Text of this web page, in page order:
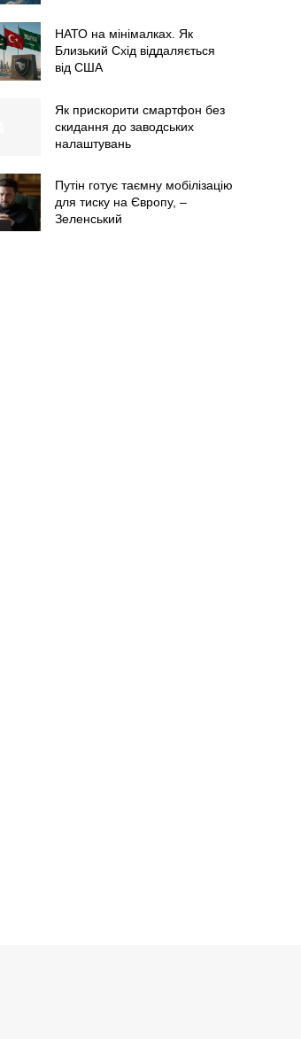
НАТО на мінімалках. Як
Близький Схід віддаляється
від США
Як прискорити смартфон без
скидання до заводських
налаштувань
Путін готує таємну мобілізацію
для тиску на Європу, –
Зеленський